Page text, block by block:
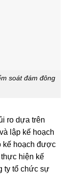
soát đám đông
ro dựa trên
lập kế hoạch
kế hoạch được
hiện kế
ty tổ chức sự